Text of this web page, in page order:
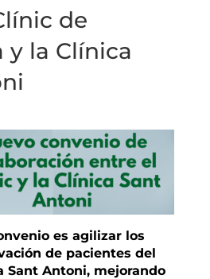
de
y la Clínica
es agilizar los
de pacientes del
Sant Antoni, mejorando